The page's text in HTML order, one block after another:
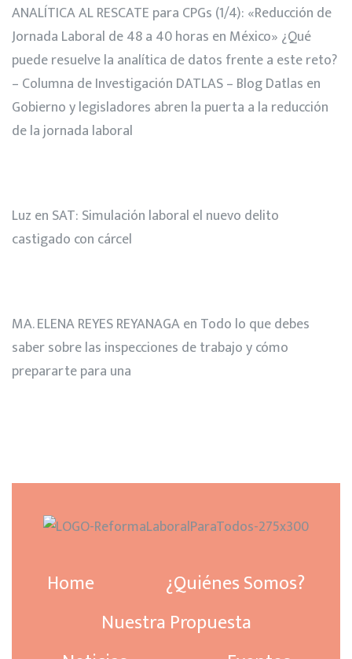
ANALÍTICA AL RESCATE para CPGs (1/4): «Reducción de
Jornada Laboral de 48 a 40 horas en México» ¿Qué
puede resuelve la analítica de datos frente a este reto?
– Columna de Investigación DATLAS – Blog Datlas en
Gobierno y legisladores abren la puerta a la reducción
de la jornada laboral
Luz en SAT: Simulación laboral el nuevo delito
castigado con cárcel
MA. ELENA REYES REYANAGAen Todo lo que debes
saber sobre las inspecciones de trabajo y cómo
prepararte para una
Home
¿Quiénes Somos?
Nuestra Propuesta